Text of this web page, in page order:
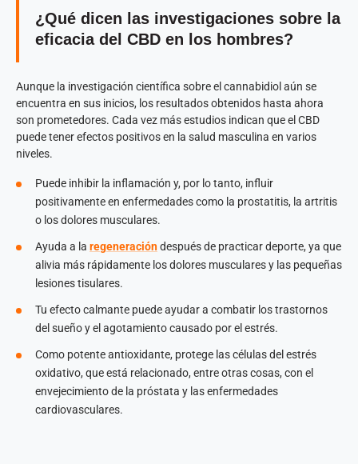
¿Qué dicen las investigaciones sobre la
eficacia del CBD en los hombres?
Aunque la investigación científica sobre el cannabidiol aún se
encuentra en sus inicios, los resultados obtenidos hasta ahora
son prometedores. Cada vez más estudios indican que el CBD
puede tener efectos positivos en la salud masculina en varios
niveles.
Puede inhibir la inflamación y, por lo tanto, influir
positivamente en enfermedades como la prostatitis, la artritis
o los dolores musculares.
Ayuda a la regeneracióndespués de practicar deporte, ya que
alivia más rápidamente los dolores musculares y las pequeñas
lesiones tisulares.
Tu efecto calmante puede ayudar a combatir los trastornos
del sueño y el agotamiento causado por el estrés.
Como potente antioxidante, protege las células del estrés
oxidativo, que está relacionado, entre otras cosas, con el
envejecimiento de la próstata y las enfermedades
cardiovasculares.